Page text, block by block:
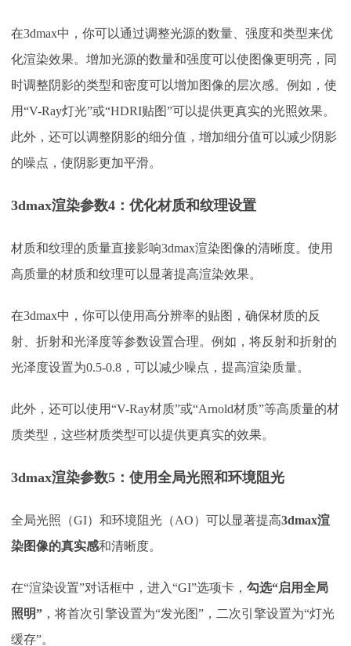
在3dmax中，你可以通过调整光源的数量、强度和类型来优
化渲染效果。增加光源的数量和强度可以使图像更明亮，同
时调整阴影的类型和密度可以增加图像的层次感。例如，使
用“V-Ray灯光”或“HDRI贴图”可以提供更真实的光照效果。
此外，还可以调整阴影的细分值，增加细分值可以减少阴影
的噪点，使阴影更加平滑。
3dmax渲染参数4： 优化材质和纹理设置
材质和纹理的质量直接影响3dmax渲染图像的清晰度。使用
高质量的材质和纹理可以显著提高渲染效果。
在3dmax中，你可以使用高分辨率的贴图，确保材质的反
射、折射和光泽度等参数设置合理。例如，将反射和折射的
光泽度设置为0.5-0.8，可以减少噪点，提高渲染质量。
此外，还可以使用“V-Ray材质”或“Arnold材质”等高质量的材
质类型，这些材质类型可以提供更真实的效果。
3dmax渲染参数5： 使用全局光照和环境阻光
全局光照（GI）和环境阻光（AO）可以显著提高3dmax渲
染图像的真实感和清晰度。
在“渲染设置”对话框中，进入“GI”选项卡， 勾选“启用全局
照明” ，将首次引擎设置为“发光图”，二次引擎设置为“灯光
缓存”。